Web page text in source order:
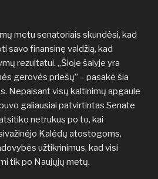
metu senatoriais skundėsi, kad
savo finansinę valdžią, kad
rezultatui. „Šioje šalyje yra
gerovės priešų” – pasakė šia
Nepaisant visų kaltinimų apgaule
galiausiai patvirtintas Senate
netrukus po to, kai
Kalėdų atostogoms,
užtikrinimus, kad visi
tik po Naujųjų metų.